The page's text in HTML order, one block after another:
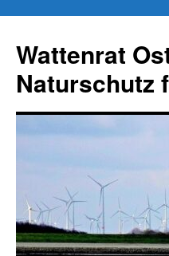
springen
Wattenrat
Naturschutz